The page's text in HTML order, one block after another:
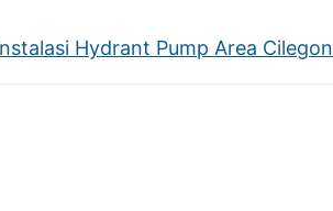
Hydrant Pump Area Cilegon